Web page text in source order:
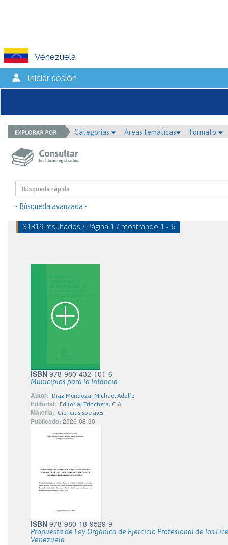
Venezuela
Iniciar sesión
Categorías Áreas temáticas Formato
- Búsqueda avanzada -
31319 resultados / Página 1 / mostrando 1 - 6
ISBN 978-980-432-101-6
Municipios para la Infancia
Autor: Díaz Mendoza, Michael Adolfo
Editorial: Editorial Trinchera, C.A.
Materia: Ciencias sociales
Publicado: 2026-08-30
ISBN 978-980-18-9529-9
Propuesta de Ley Orgánica de Ejercicio Profesional de los
Venezuela